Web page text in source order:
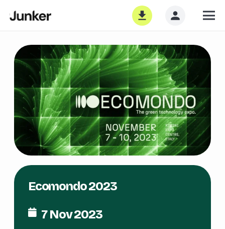
Ecomondo 2023
7 Nov 2023